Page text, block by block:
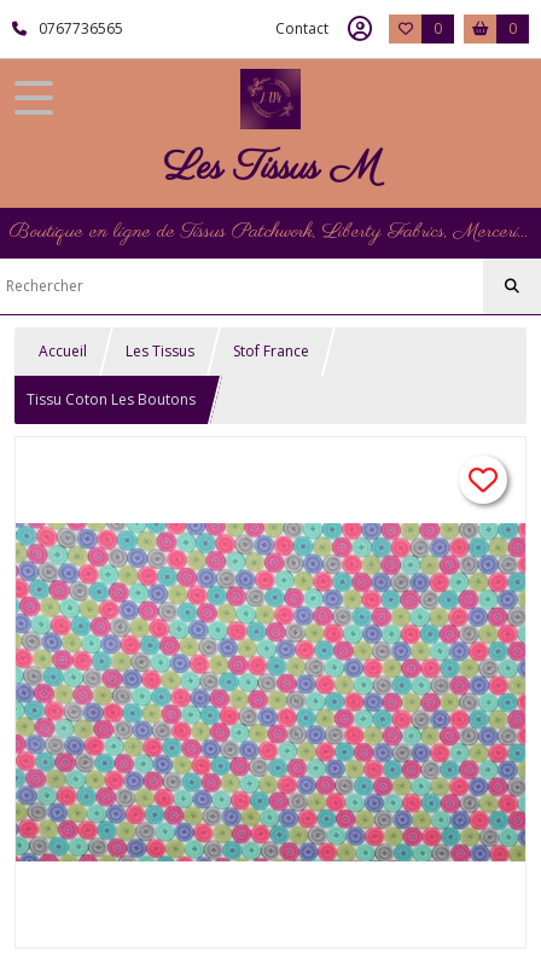
0767736565 Contact 0 0
Les Tissus M
Boutique en ligne de Tissus Patchwork, Liberty Fabrics, Mercerie et Matériel de Point de Croix
Accueil Les Tissus Stof France
Tissu Coton Les Boutons